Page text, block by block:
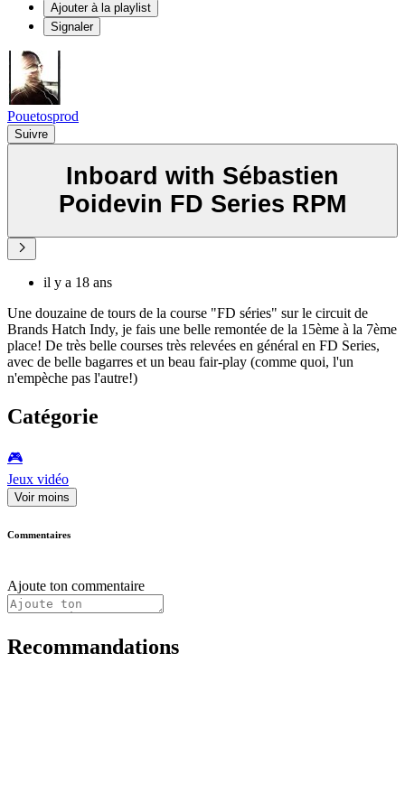
Ajouter à la playlist
Signaler
Pouetosprod
Suivre
Inboard with Sébastien
Poidevin FD Series RPM
il y a 18 ans
Une douzaine de tours de la course "FD séries" sur le circuit de
Brands Hatch Indy, je fais une belle remontée de la 15ème à la 7ème
place! De très belle courses très relevées en général en FD Series,
avec de belle bagarres et un beau fair-play (comme quoi, l'un
n'empèche pas l'autre!)
Catégorie
🎮️
Jeux vidéo
Voir moins
Commentaires
Ajoute ton commentaire
Recommandations